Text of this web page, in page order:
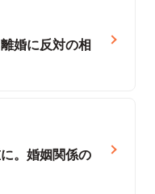
婚に反対の相
。婚姻関係の